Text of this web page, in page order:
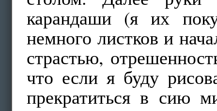
карандаши (я их
немного листков и
страстью,
что если я буду
прекратиться в сию